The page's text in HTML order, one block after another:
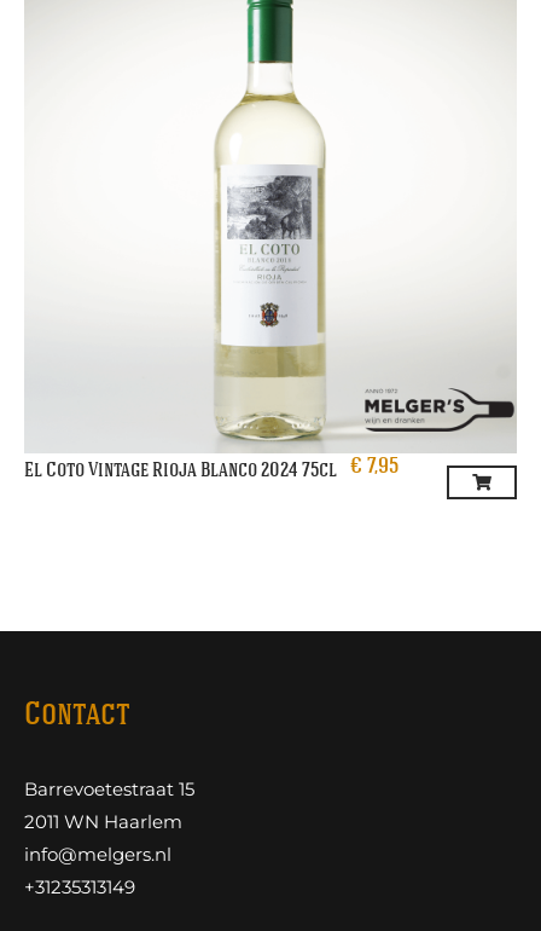
El Coto Vintage Rioja Blanco 2024 75cl € 7,95
Contact
Barrevoetestraat 15
2011 WN Haarlem
info@melgers.nl
+31235313149